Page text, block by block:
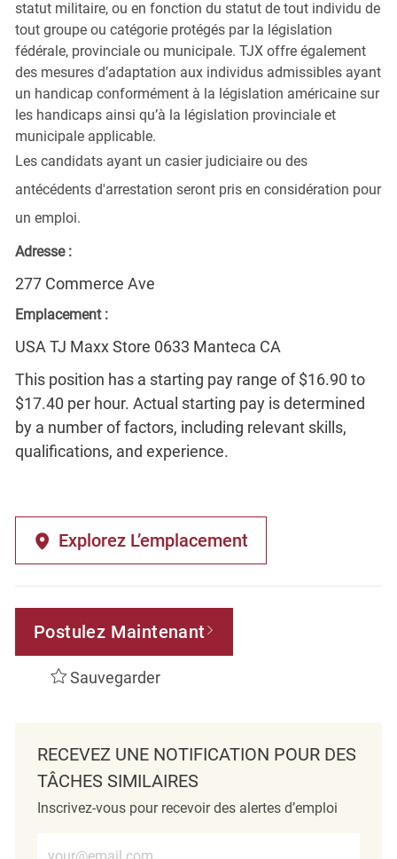
statut militaire, ou en fonction du statut de tout individu de
tout groupe ou catégorie protégés par la législation
fédérale, provinciale ou municipale. TJX offre également
des mesures d’adaptation aux individus admissibles ayant
un handicap conformément à la législation américaine sur
les handicaps ainsi qu’à la législation provinciale et
municipale applicable.
Les candidats ayant un casier judiciaire ou des
antécédents d'arrestation seront pris en considération pour
un emploi.
Adresse :
277 Commerce Ave
Emplacement :
USA TJ Maxx Store 0633 Manteca CA
This position has a starting pay range of $16.90 to
$17.40 per hour. Actual starting pay is determined
by a number of factors, including relevant skills,
qualifications, and experience.
Explorez L’emplacement
Postulez Maintenant
Sauvegarder
RECEVEZ UNE NOTIFICATION POUR DES
TÂCHES SIMILAIRES
Inscrivez-vous pour recevoir des alertes d’emploi